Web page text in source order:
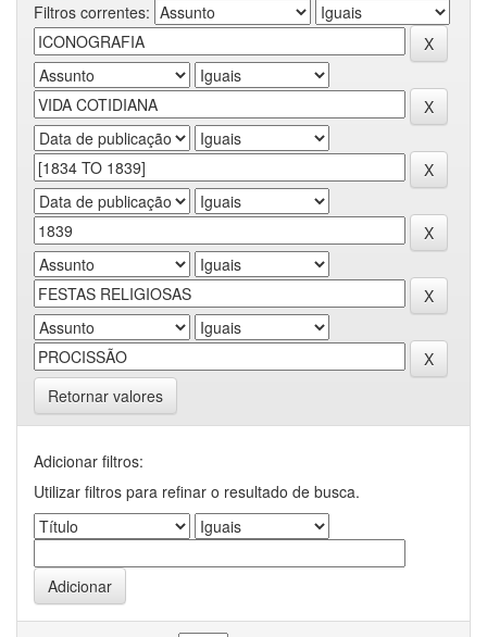
Filtros correntes:
Retornar valores
Adicionar filtros:
Utilizar filtros para refinar o resultado de busca.